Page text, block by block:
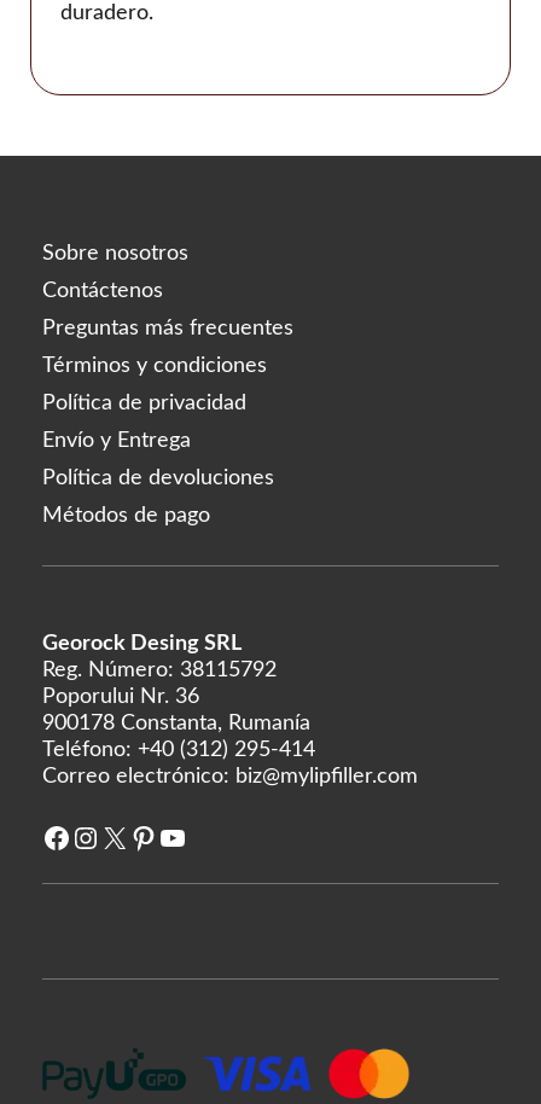
duradero.
Sobre nosotros
Contáctenos
Preguntas más frecuentes
Términos y condiciones
Política de privacidad
Envío y Entrega
Política de devoluciones
Métodos de pago
Georock Desing SRL
Reg. Número: 38115792
Poporului Nr. 36
900178 Constanta, Rumanía
Teléfono: +40 (312) 295-414
Correo electrónico: biz@mylipfiller.com
Facebook
Instagram
X Pinterest
YouTube